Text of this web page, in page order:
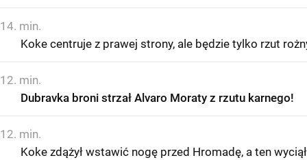
14. min.
Koke centruje z prawej strony, ale będzie tylko rzut
12. min.
Dubravka broni strzał Alvaro Moraty z rzutu karnego!
12. min.
Koke zdążył wstawić nogę przed Hromadę, a ten wyciął